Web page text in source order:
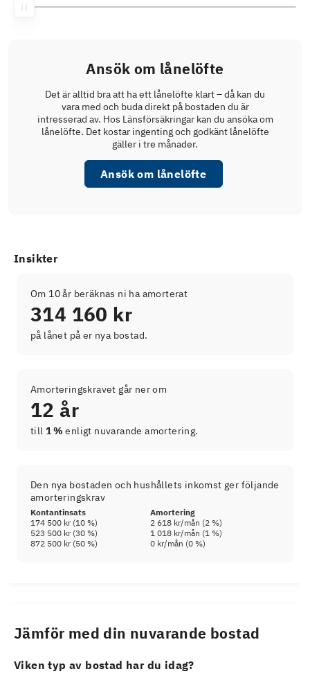
Ansök om lånelöfte
Det är alltid bra att ha ett lånelöfte klart – då kan du
vara med och buda direkt på bostaden du är
intresserad av. Hos Länsförsäkringar kan du ansöka om
lånelöfte. Det kostar ingenting och godkänt lånelöfte
gäller i tre månader.
Ansök om lånelöfte
Insikter
Om 10 år beräknas ni ha amorterat
314 160 kr
på lånet på er nya bostad.
Amorteringskravet går ner om
12 år
till 1 % enligt nuvarande amortering.
Den nya bostaden och hushållets inkomst ger följande
amorteringskrav
Kontantinsats
Amortering
174 500 kr(10 %) 2 618 kr/mån (2 %)
523 500 kr(30 %) 1 018 kr/mån (1 %)
872 500 kr(50 %) 0 kr/mån (0 %)
Jämför med din nuvarande bostad
Viken typ av bostad har du idag?